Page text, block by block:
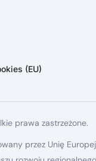
(EU)
prawa zastrzeżone.
przez Unię